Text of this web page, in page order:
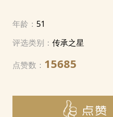
年龄： 51
评选类别： 传承之星
点赞数： 15685